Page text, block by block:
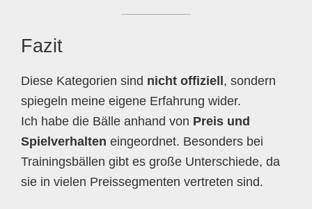
Fazit
Diese Kategorien sind nicht offiziell , sondern
spiegeln meine eigene Erfahrung wider.
Ich habe die Bälle anhand von Preis und
Spielverhalten eingeordnet. Besonders bei
Trainingsbällen gibt es große Unterschiede, da
sie in vielen Preissegmenten vertreten sind.